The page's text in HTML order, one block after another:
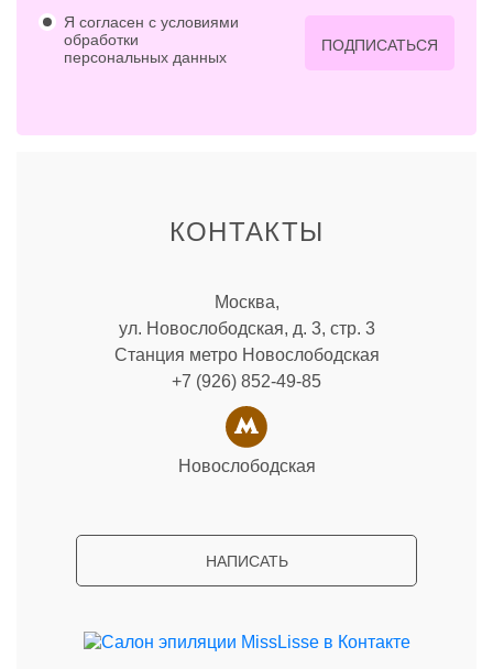
Я согласен с условиями
обработки
персональных данных
ПОДПИСАТЬСЯ
КОНТАКТЫ
Москва,
ул. Новослободская, д. 3, стр. 3
Станция метро Новослободская
+7 (926) 852-49-85
Новослободская
НАПИСАТЬ